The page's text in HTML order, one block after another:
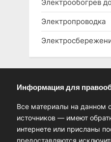
Электрообогрев
Электропроводка
Информация для
Все материалы на данном
источников — имеют
интернете или присланы